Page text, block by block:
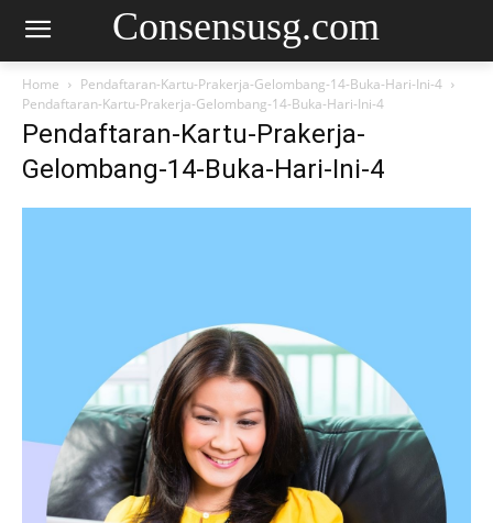
Consensusg.com
Home
Pendaftaran-Kartu-Prakerja-Gelombang-14-Buka-Hari-Ini-4
Pendaftaran-Kartu-Prakerja-Gelombang-14-Buka-Hari-Ini-4
Pendaftaran-Kartu-Prakerja-
Gelombang-14-Buka-Hari-Ini-4